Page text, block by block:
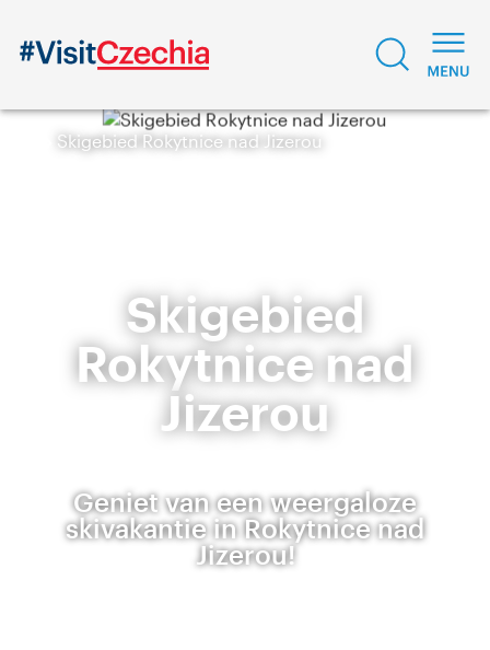
Skigebied Rokytnice nad Jizerou
Skigebied
Rokytnice nad
Jizerou
Geniet van een weergaloze
skivakantie in Rokytnice nad
Jizerou!